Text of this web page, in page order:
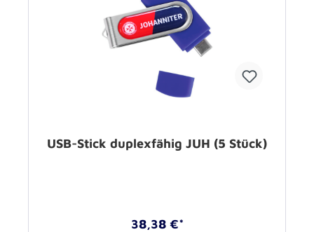
USB-Stick duplexfähig JUH (5 Stück)
38,38 €*